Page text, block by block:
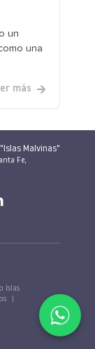
un
una
más
Malvinas"
Fe,
Islas